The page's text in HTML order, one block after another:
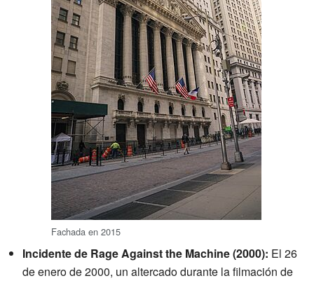
Fachada en 2015
Incidente de Rage Against the Machine (2000): El 26
de enero de 2000, un altercado durante la filmación de